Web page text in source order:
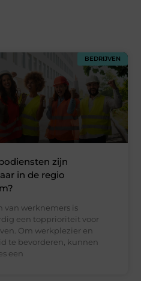
BEDRIJVEN
zijn
in de regio
van werknemers is
een topprioriteit voor
Om werkplezier en
te bevorderen, kunnen
een